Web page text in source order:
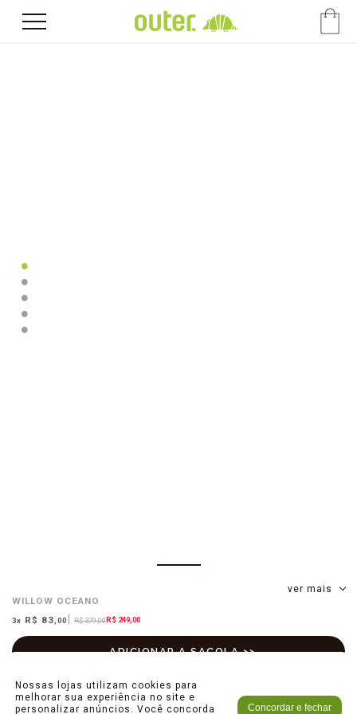
ver mais
WILLOW OCEANO
R$ 379,00R$ 249,00
3x R$ 83 ,00
Nossas lojas utilizam cookies para
melhorar sua experiência no site e
personalizar anúncios. Você concorda
Concordar e fechar